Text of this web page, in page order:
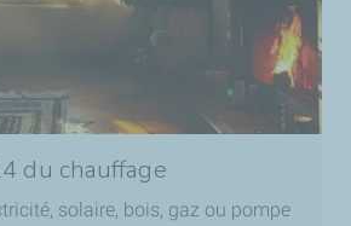
du chauffage
solaire, bois, gaz ou pompe